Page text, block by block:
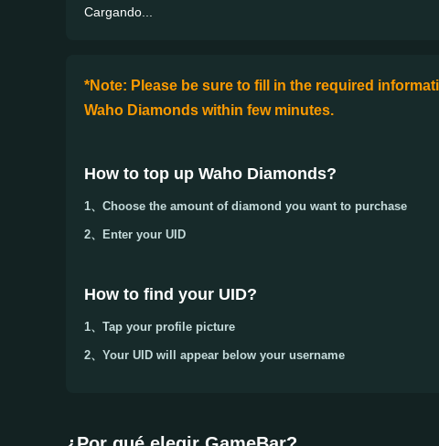
Cargando...
*Note: Please be sure to fill in the required
Waho Diamonds within few minutes.
How to top up Waho Diamonds?
1、Choose the amount of diamond you want to purchase
2、Enter your UID
How to find your UID?
1、Tap your profile picture
2、Your UID will appear below your username